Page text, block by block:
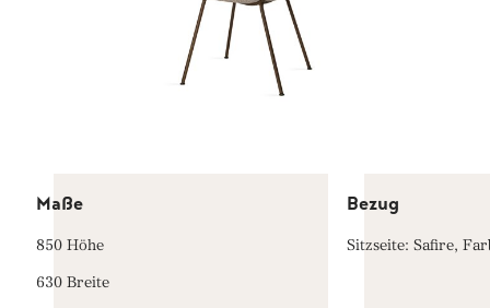
Maße
850 Höhe
630 Breite
Bezug
Sitzseite: Safire,